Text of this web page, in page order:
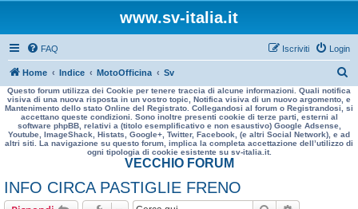
www.sv-italia.it
FAQ Login
Iscriviti
Home Indice MotoOfficina Sv
e
r
a
Questo forum utilizza dei Cookie per tenere traccia di alcune informazioni. Quali notifica
visiva di una nuova risposta in un vostro topic, Notifica visiva di un nuovo argomento, e
Mantenimento dello stato Online del Registrato. Collegandosi al forum o Registrandosi, si
accettano queste condizioni. Sono inoltre presenti cookie di terze parti, esterni al
software phpBB, relativi a (titolo esemplificativo e non esaustivo) Google Adsense,
Youtube, ImageShack, Histats, Google+, Twitter, Facebook, (e altri Social Network), e ad
altri siti. La navigazione su questo forum, implica la completa accettazione dell’utilizzo di
ogni tipologia di cookie esistente su sv-italia.it.
VECCHIO FORUM
INFO CIRCA PASTIGLIE FRENO